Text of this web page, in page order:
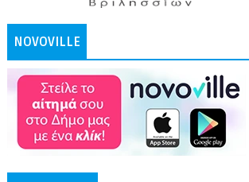
NOVOVILLE